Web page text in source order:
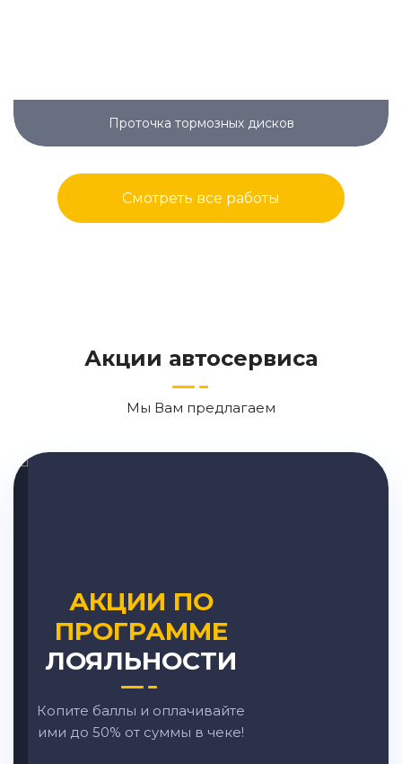
Проточка тормозных дисков
Смотреть все работы
Акции автосервиса
Мы Вам предлагаем
АКЦИИ ПО
ПРОГРАММЕ
ЛОЯЛЬНОСТИ
Копите баллы и оплачивайте
ими до 50% от суммы в чеке!